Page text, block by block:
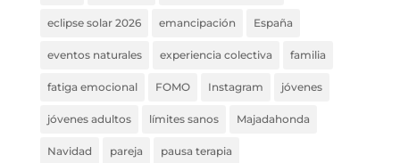
eclipse solar 2026 emancipación España
eventos naturales experiencia colectiva familia
fatiga emocional FOMO Instagram jóvenes
jóvenes adultos límites sanos Majadahonda
Navidad pareja pausa terapia